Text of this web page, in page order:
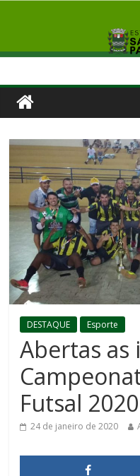
DESTAQUE Esporte
Abertas as
Futsal 2020
24 de janeiro de 2020